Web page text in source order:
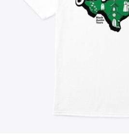
Venda en todas